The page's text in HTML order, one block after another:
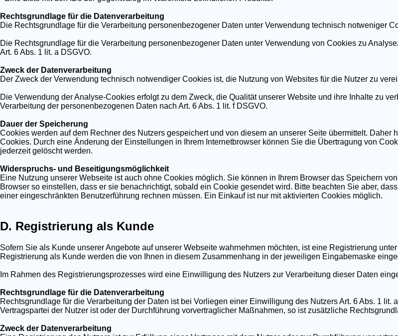
Rechtsgrundlage für die Datenverarbeitung
Die Rechtsgrundlage für die Verarbeitung personenbezogener Daten unter Verwendung technisch notweniger
Die Rechtsgrundlage für die Verarbeitung personenbezogener Daten unter Verwendung von Cookies zu
Art. 6 Abs. 1 lit. a DSGVO.
Zweck der Datenverarbeitung
Der Zweck der Verwendung technisch notwendiger Cookies ist, die Nutzung von Websites für die Nutzer zu
Die Verwendung der Analyse-Cookies erfolgt zu dem Zweck, die Qualität unserer Website und ihre Inhalte zu
Verarbeitung der personenbezogenen Daten nach Art. 6 Abs. 1 lit. f DSGVO.
Dauer der Speicherung
Cookies werden auf dem Rechner des Nutzers gespeichert und von diesem an unserer Seite übermittelt.
Cookies. Durch eine Änderung der Einstellungen in Ihrem Internetbrowser können Sie die Übertragung von
jederzeit gelöscht werden.
Widerspruchs- und Beseitigungsmöglichkeit
Eine Nutzung unserer Webseite ist auch ohne Cookies möglich. Sie können in Ihrem Browser das Speichern
Browser so einstellen, dass er sie benachrichtigt, sobald ein Cookie gesendet wird. Bitte beachten Sie aber,
einer eingeschränkten Benutzerführung rechnen müssen. Ein Einkauf ist nur mit aktivierten Cookies möglich.
D. Registrierung als Kunde
Sofern Sie als Kunde unserer Angebote auf unserer Webseite wahrnehmen möchten, ist eine Registrierung
Registrierung als Kunde werden die von Ihnen in diesem Zusammenhang in der jeweiligen Eingabemaske
Im Rahmen des Registrierungsprozesses wird eine Einwilligung des Nutzers zur Verarbeitung dieser Daten
Rechtsgrundlage für die Datenverarbeitung
Rechtsgrundlage für die Verarbeitung der Daten ist bei Vorliegen einer Einwilligung des Nutzers Art. 6 Abs. 1
Vertragspartei der Nutzer ist oder der Durchführung vorvertraglicher Maßnahmen, so ist zusätzliche
Zweck der Datenverarbeitung